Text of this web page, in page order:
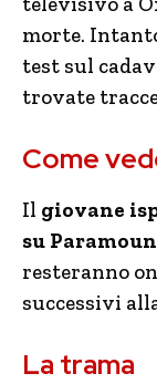
morte.
test sul
trovate
Come
Il giovane
su
resteranno
successivi
La trama